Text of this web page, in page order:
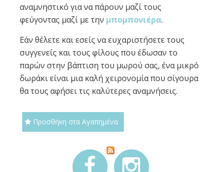
αναμνηστικό για να πάρουν μαζί τους
φεύγοντας μαζί με την μπομπονιέρα.
Εάν θέλετε και εσείς να ευχαριστήσετε τους
συγγενείς και τους φίλους που έδωσαν το
παρών στην βάπτιση του μωρού σας, ένα μικρό
δωράκι είναι μια καλή χειρονομία που σίγουρα
θα τους αφήσει τις καλύτερες αναμνήσεις.
Προσθήκη στα Αγαπημένα